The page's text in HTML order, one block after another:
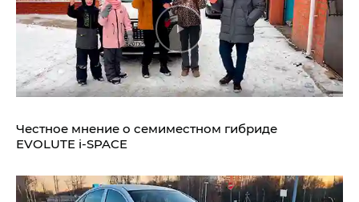
Честное мнение о семиместном гибриде
EVOLUTE i‑SPACE